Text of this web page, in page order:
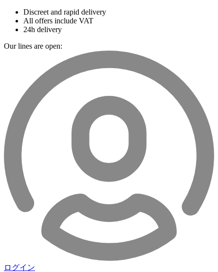
Discreet and rapid delivery
All offers include VAT
24h delivery
Our lines are open:
ログイン